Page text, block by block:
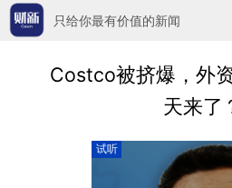
只给你最有价值的新闻
Costco被挤爆，外
天来了
试听